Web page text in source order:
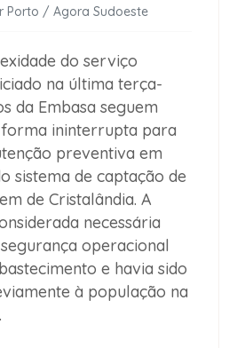
Porto / Agora Sudoeste
do serviço
na última terça-
da Embasa seguem
ininterrupta para
preventiva em
sistema de captação de
de Cristalândia. A
necessária
operacional
e havia sido
à população na